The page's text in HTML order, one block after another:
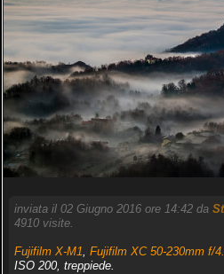
inviata il 02 Giugno 2016 ore 14:42 da
4910 visite.
Fujifilm X-M1, Fujifilm XC 50-230mm f/
ISO 200, treppiede.